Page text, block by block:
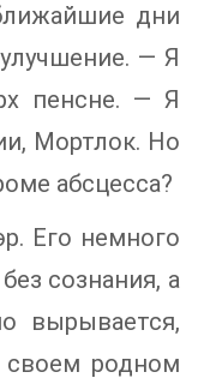
дни
— Я
пенсне. — Я
Мортлок. Но
абсцесса?
Его немного
сознания, а
вырывается,
своем родном